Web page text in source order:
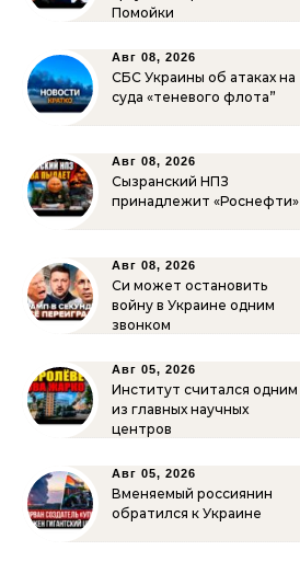
Помойки
Авг 08, 2026
СБС Украины об атаках на
суда «теневого флота”
Авг 08, 2026
Сызранский НПЗ
принадлежит «Роснефти»
Авг 08, 2026
Си может остановить
войну в Украине одним
звонком
Авг 05, 2026
Институт считался одним
из главных научных
центров
Авг 05, 2026
Вменяемый россиянин
обратился к Украине